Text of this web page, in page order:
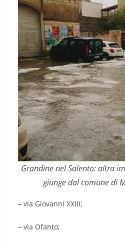
Grandine nel Salento: altra
giunge dal comune di
– via Giovanni XXIII;
– via Ofanto;